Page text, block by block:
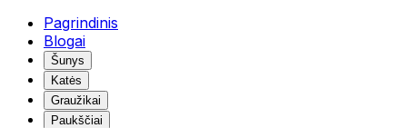
Pagrindinis
Blogai
Šunys
Katės
Graužikai
Paukščiai